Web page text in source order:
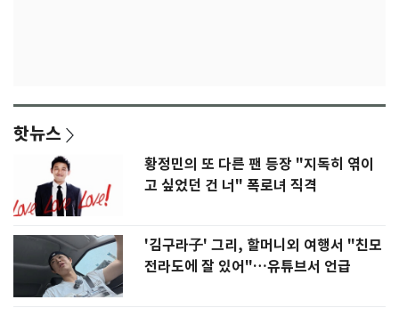
핫뉴스
황정민의 또 다른 팬 등장 "지독히 엮이
고 싶었던 건 너" 폭로녀 직격
'김구라子' 그리, 할머니외 여행서 "친모
전라도에 잘 있어"…유튜브서 언급